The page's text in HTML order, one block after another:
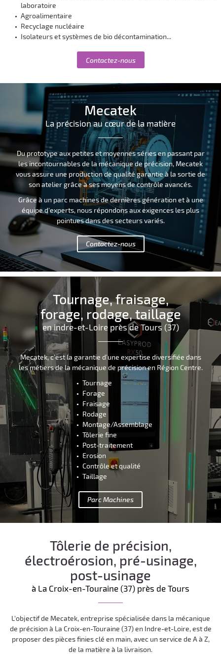
laboratoire
Agroalimentaire
Recyclage nucléaire
Isolateurs et systèmes de bio décontamination...
Contactez-nous
Mecatek
La précision au cœur de la matière
Du prototype aux petites et moyennes séries en passant par
les incontournables de la mécanique de précision, Mecatek
vous assure une production de qualité garantie à la sortie de
son atelier grâce à ses moyens de contrôle avancés.
Grâce à un parc machines de dernières génération et à une
équipe d'experts, nous répondons aux exigences les plus
pointues dans des secteurs variés.
Contactez-nous
Tournage, fraisage,
forage, rodage, taillage
en indre-et-Loire près de Tours (37)
Mecatek, c’est la garantie d’une expertise diversifiée dans
les métiers de la mécanique de précision en Région Centre.
Tournage
Forage
Fraisage
Rodage
Montage/Assemblage
Tôlerie fine
Post-traitement
Erosion
Contrôle et qualité
Taillage
Parc Machines
Tôlerie de précision,
électroérosion, pré-usinage,
post-usinage
à La Croix-en-Touraine (37) près de Tours
L'objectif de Mecatek, entreprise spécialisée dans la mécanique
de précision à La Croix-en-Touraine (37) en Indre-et-Loire, est de
proposer des pièces finies clé en main, avec un service de A à Z,
de la matière à la livraison.